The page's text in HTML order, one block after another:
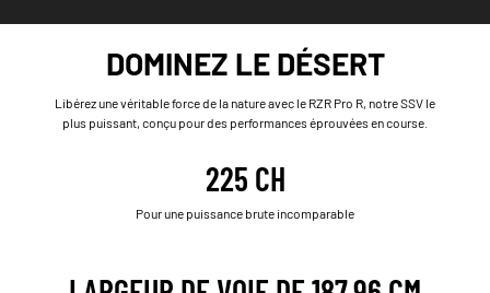
DOMINEZ LE DÉSERT
Libérez une véritable force de la nature avec le RZR Pro R, notre SSV le
plus puissant, conçu pour des performances éprouvées en course.
225 CH
Pour une puissance brute incomparable